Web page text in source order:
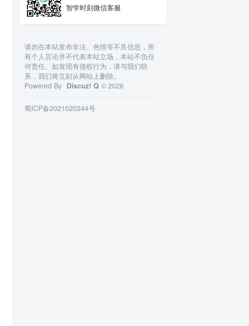
智学时刻微信客服
请勿在本站发布非法、色情等不良信息，所
有个人言论并不代表本站立场，本站不负任
何责任。如发现有侵权行为，请与我们联
系，我们将立刻从网站上删除。
Powered By Discuz! Q © 2026
蜀ICP备2021020244号